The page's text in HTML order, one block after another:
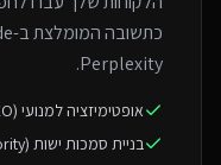
Perplexity.
אופטימיזציה למנועי AI (GEO)
בניית סמכות ישות (Entity Authority)